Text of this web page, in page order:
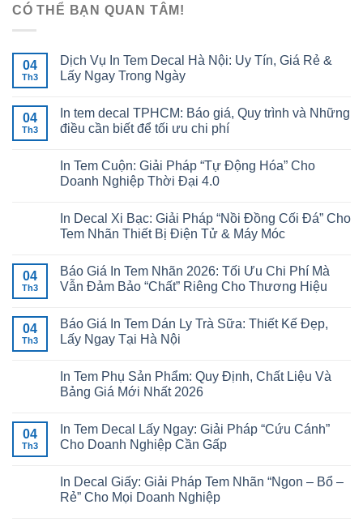
CÓ THỂ BẠN QUAN TÂM!
04
Th3
Dịch Vụ In Tem Decal Hà Nội: Uy Tín, Giá Rẻ &
Lấy Ngay Trong Ngày
04
Th3
In tem decal TPHCM: Báo giá, Quy trình và Những
điều cần biết để tối ưu chi phí
In Tem Cuộn: Giải Pháp “Tự Động Hóa” Cho
Doanh Nghiệp Thời Đại 4.0
In Decal Xi Bạc: Giải Pháp “Nồi Đồng Cối Đá” Cho
Tem Nhãn Thiết Bị Điện Tử & Máy Móc
04
Th3
Báo Giá In Tem Nhãn 2026: Tối Ưu Chi Phí Mà
Vẫn Đảm Bảo “Chất” Riêng Cho Thương Hiệu
04
Th3
Báo Giá In Tem Dán Ly Trà Sữa: Thiết Kế Đẹp,
Lấy Ngay Tại Hà Nội
In Tem Phụ Sản Phẩm: Quy Định, Chất Liệu Và
Bảng Giá Mới Nhất 2026
04
Th3
In Tem Decal Lấy Ngay: Giải Pháp “Cứu Cánh”
Cho Doanh Nghiệp Cần Gấp
In Decal Giấy: Giải Pháp Tem Nhãn “Ngon – Bổ –
Rẻ” Cho Mọi Doanh Nghiệp